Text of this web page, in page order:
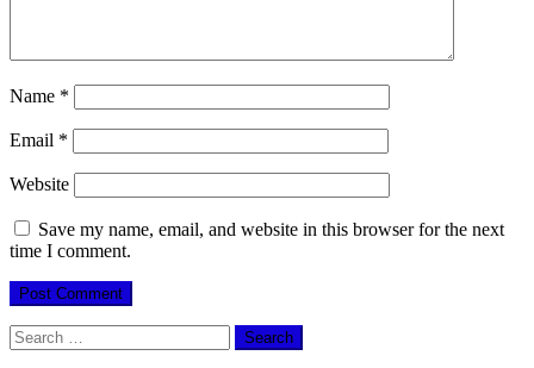
Name *
Email *
Website
Save my name, email, and website in this browser for the next
time I comment.
Search
for: